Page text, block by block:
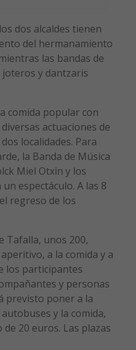
dos alcaldes tienen
del hermanamiento
las bandas de
joteros y dantzaris
comida popular con
actuaciones de
localidades. Para
la Banda de Música
Miel Otxin y los
espectáculo. A las 8
regreso de los
Tafalla, unos 200,
a la comida y a
los participantes
y personas
previsto poner a la
y la comida,
20 euros. Las plazas